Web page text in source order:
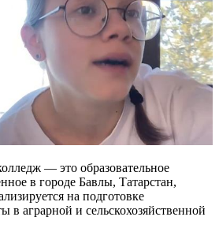
— это образовательное
в городе Бавлы, Татарстан,
на подготовке
в аграрной и сельскохозяйственной